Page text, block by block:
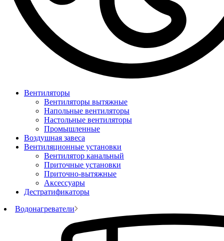
Вентиляторы
Вентиляторы вытяжные
Напольные вентиляторы
Настольные вентиляторы
Промышленные
Воздушная завеса
Вентиляционные установки
Вентилятор канальный
Приточные установки
Приточно-вытяжные
Аксессуары
Дестратификаторы
Водонагреватели